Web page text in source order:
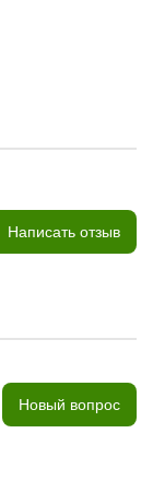
Написать отзыв
Новый вопрос